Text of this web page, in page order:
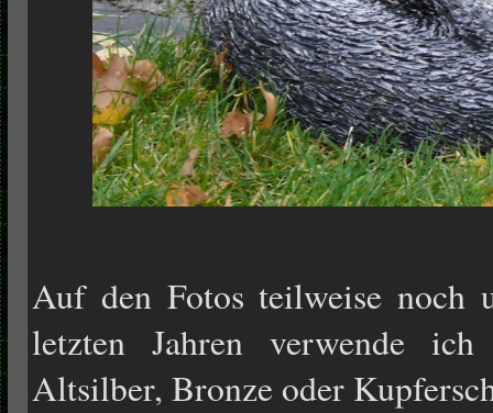
Auf den Fotos teilweise noch
letzten Jahren verwende
Altsilber, Bronze oder